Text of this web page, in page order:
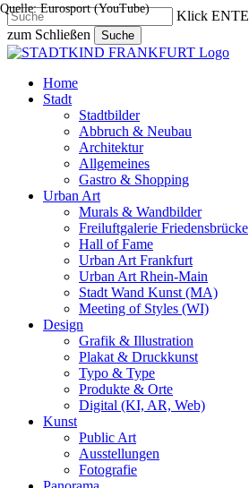
Skip
to
main
content
Klick
zum Schließen
Suche
Close
search
Menu
Home
Stadt
Stadtbilder
Abbruch & Neubau
Architektur
Allgemeines
Gastro & Shopping
Urban Art
Murals & Wandbilder
Freiluftgalerie Friedensbrücke
Hall of Fame
Urban Art Frankfurt
Urban Art Rhein-Main
Stadt Wand Kunst (MA)
Meeting of Styles (WI)
Design
Grafik & Illustration
Plakat & Druckkunst
Typo & Type
Produkte & Orte
Digital (KI, AR, Web)
Kunst
Public Art
Ausstellungen
Fotografie
Quelle: Eurosport (YouTube)